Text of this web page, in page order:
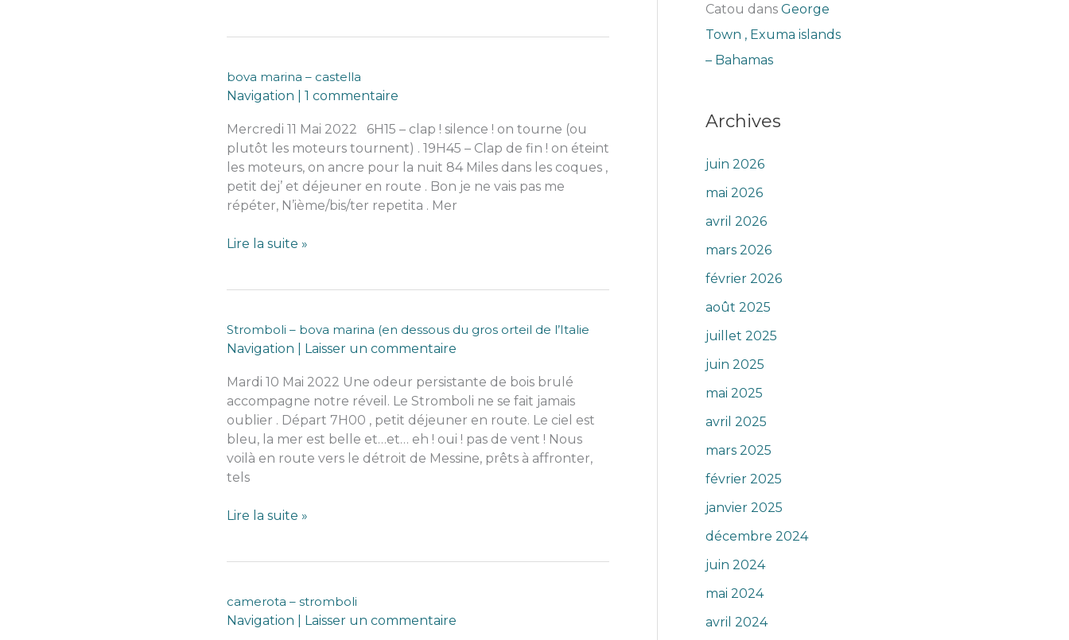
leuca)
bova marina – castella
Navigation
1 commentaire
Mercredi 11 Mai 2022 6H15 – clap ! silence ! on tourne (ou
plutôt les moteurs tournent) . 19H45 – Clap de fin ! on éteint
les moteurs, on ancre pour la nuit 84 Miles dans les coques ,
petit dej’ et déjeuner en route . Bon je ne vais pas me
répéter, N’ième/bis/ter repetita . Mer
bova
Lire la suite »
Stromboli – bova marina (en dessous du gros orteil de l’Italie
Navigation
Laisser un commentaire
Mardi 10 Mai 2022 Une odeur persistante de bois brulé
accompagne notre réveil. Le Stromboli ne se fait jamais
oublier . Départ 7H00 , petit déjeuner en route. Le ciel est
bleu, la mer est belle et…et… eh ! oui ! pas de vent ! Nous
voilà en route vers le détroit de Messine, prêts à affronter,
tels
Stromboli
dessous
du
Lire la suite »
camerota – stromboli
Navigation
Laisser un commentaire
Catou dans George
Town , Exuma islands
– Bahamas
Archives
juin 2026
mai 2026
avril 2026
mars 2026
février 2026
août 2025
juillet 2025
juin 2025
mai 2025
avril 2025
mars 2025
février 2025
janvier 2025
décembre 2024
juin 2024
mai 2024
avril 2024